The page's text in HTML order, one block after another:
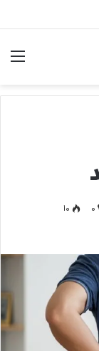
و بیش‌فعالی
0
۱۰